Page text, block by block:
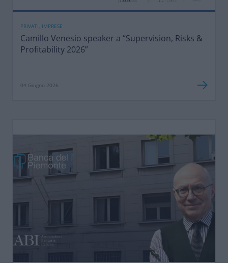
PRIVATI, IMPRESE
Camillo Venesio speaker a “Supervision, Risks &
Profitability 2026”
04 Giugno 2026